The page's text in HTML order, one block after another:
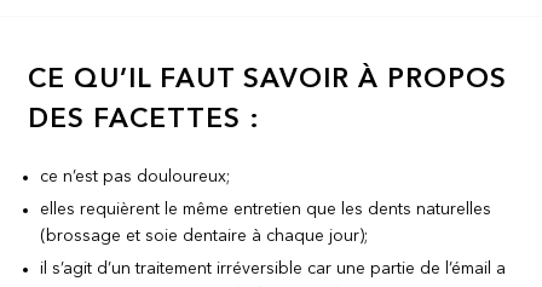
CE QU’IL FAUT SAVOIR À PROPOS
DES FACETTES :
ce n’est pas douloureux;
elles requièrent le même entretien que les dents naturelles
(brossage et soie dentaire à chaque jour);
il s’agit d’un traitement irréversible car une partie de l’émail a